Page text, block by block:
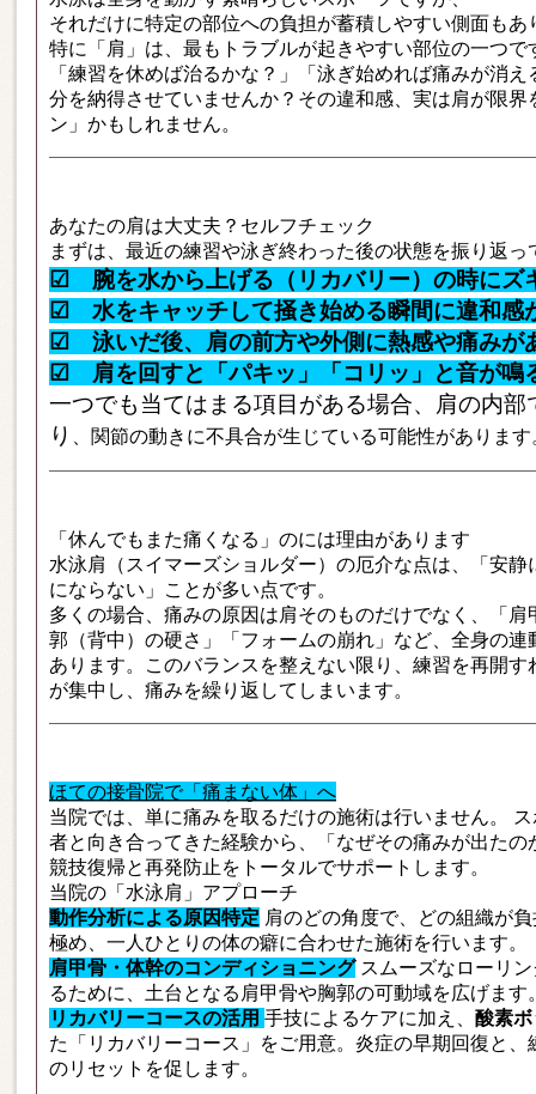
それだけに特定の部位への負担が蓄積しやすい側面もあ
特に「肩」は、最もトラブルが起きやすい部位の一つで
「練習を休めば治るかな？」「泳ぎ始めれば痛みが消
分を納得させていませんか？その違和感、実は肩が限界
ン」かもしれません。
あなたの肩は大丈夫？セルフチェック
まずは、最近の練習や泳ぎ終わった後の状態を振り返っ
☑ 腕を水から上げる（リカバリー）の時にズ
☑ 水をキャッチして掻き始める瞬間に違和感
☑ 泳いだ後、肩の前方や外側に熱感や痛みが
☑ 肩を回すと「パキッ」「コリッ」と音が鳴
一つでも当てはまる項目がある場合、肩の内部
り
、関節の動きに不具合が生じている可能性があります
「休んでもまた痛くなる」のには理由があります
水泳肩（スイマーズショルダー）の厄介な点は、「安
にならない」ことが多い点です。
多くの場合、痛みの原因は肩そのものだけでなく、「
郭（背中）の硬さ」「フォームの崩れ」など、全身の連
あります。このバランスを整えない限り、練習を再開
が集中し、痛みを繰り返してしまいます。
ほての接骨院で「痛まない体」へ
当院では、単に痛みを取るだけの施術は行いません。
者と向き合ってきた経験から、「なぜその痛みが出たの
競技復帰と再発防止をトータルでサポートします。
当院の「水泳肩」アプローチ
動作分析による原因特定 肩のどの角度で、どの組織が
極め、一人ひとりの体の癖に合わせた施術を行います。
肩甲骨・体幹のコンディショニングスムーズなローリ
るために、土台となる肩甲骨や胸郭の可動域を広げます
リカバリーコースの活用 手技によるケアに加え、 酸素
た「リカバリーコース」をご用意。炎症の早期回復と
のリセットを促します。